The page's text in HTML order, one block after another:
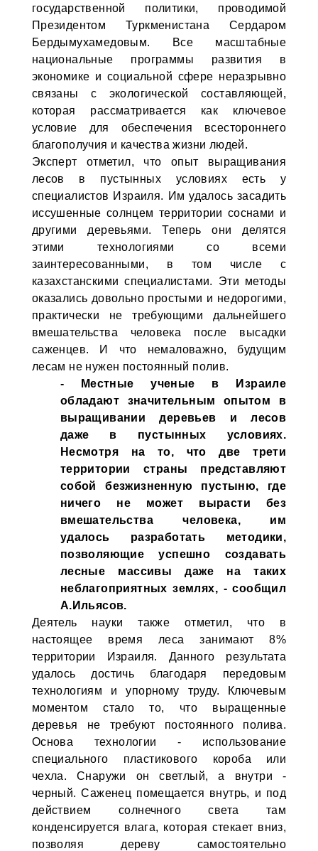
государственной политики, проводимой
Президентом Туркменистана Сердаром
Бердымухамедовым. Все масштабные
национальные программы развития в
экономике и социальной сфере неразрывно
связаны с экологической составляющей,
которая рассматривается как ключевое
условие для обеспечения всестороннего
благополучия и качества жизни людей.
Эксперт отметил, что опыт выращивания
лесов в пустынных условиях есть у
специалистов Израиля. Им удалось засадить
иссушенные солнцем территории соснами и
другими деревьями. Теперь они делятся
этими технологиями со всеми
заинтересованными, в том числе с
казахстанскими специалистами. Эти методы
оказались довольно простыми и недорогими,
практически не требующими дальнейшего
вмешательства человека после высадки
саженцев. И что немаловажно, будущим
лесам не нужен постоянный полив.
- Местные ученые в Израиле
обладают значительным опытом в
выращивании деревьев и лесов
даже в пустынных условиях.
Несмотря на то, что две трети
территории страны представляют
собой безжизненную пустыню, где
ничего не может вырасти без
вмешательства человека, им
удалось разработать методики,
позволяющие успешно создавать
лесные массивы даже на таких
неблагоприятных землях, - сообщил
А.Ильясов.
Деятель науки также отметил, что в
настоящее время леса занимают 8%
территории Израиля. Данного результата
удалось достичь благодаря передовым
технологиям и упорному труду. Ключевым
моментом стало то, что выращенные
деревья не требуют постоянного полива.
Основа технологии - использование
специального пластикового короба или
чехла. Снаружи он светлый, а внутри -
черный. Саженец помещается внутрь, и под
действием солнечного света там
конденсируется влага, которая стекает вниз,
позволяя дереву самостоятельно